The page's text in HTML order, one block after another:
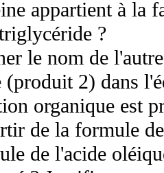
appartient à la
?
le nom de
(produit 2) dans
organique est
de la formule
de l'acide